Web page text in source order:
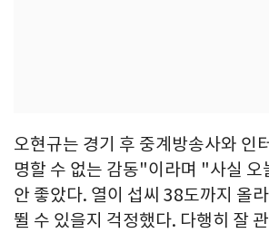
오현규는 경기 후 중계방송사와 인
명할 수 없는 감동"이라며 "사실 오
안 좋았다. 열이 섭씨 38도까지 올
뛸 수 있을지 걱정했다. 다행히 잘